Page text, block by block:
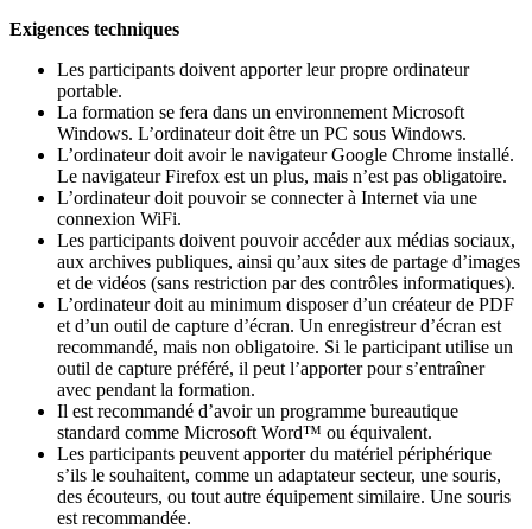
Exigences techniques
Les participants doivent apporter leur propre ordinateur
portable.
La formation se fera dans un environnement Microsoft
Windows. L’ordinateur doit être un PC sous Windows.
L’ordinateur doit avoir le navigateur Google Chrome installé.
Le navigateur Firefox est un plus, mais n’est pas obligatoire.
L’ordinateur doit pouvoir se connecter à Internet via une
connexion WiFi.
Les participants doivent pouvoir accéder aux médias sociaux,
aux archives publiques, ainsi qu’aux sites de partage d’images
et de vidéos (sans restriction par des contrôles informatiques).
L’ordinateur doit au minimum disposer d’un créateur de PDF
et d’un outil de capture d’écran. Un enregistreur d’écran est
recommandé, mais non obligatoire. Si le participant utilise un
outil de capture préféré, il peut l’apporter pour s’entraîner
avec pendant la formation.
Il est recommandé d’avoir un programme bureautique
standard comme Microsoft Word™ ou équivalent.
Les participants peuvent apporter du matériel périphérique
s’ils le souhaitent, comme un adaptateur secteur, une souris,
des écouteurs, ou tout autre équipement similaire. Une souris
est recommandée.